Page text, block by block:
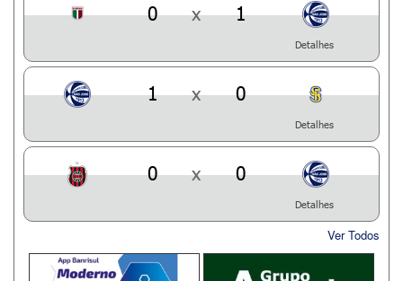
0 x 1
Detalhes
1 x 0
Detalhes
0 x 0
Detalhes
Ver Todos